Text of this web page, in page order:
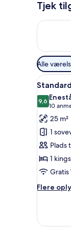
Tjek
Tjek
filtre
for
værelser
Alle
Indlæs
alle
billeder
af
(Adult
Only)
12
9,69,6 ud af
10
(10
25 m²
1
Plads
1
Gratis
Flere
Flere